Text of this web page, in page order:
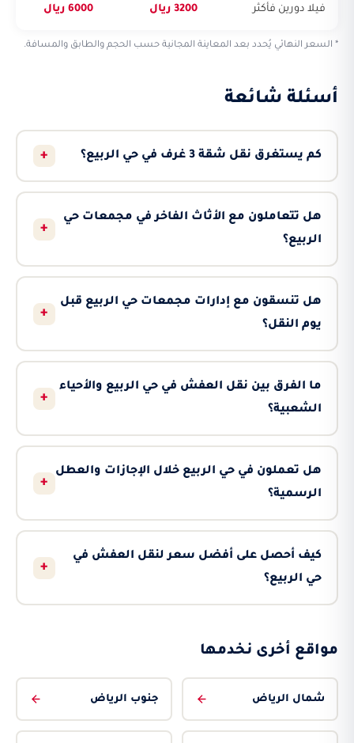
فيلا دورين فأكثر 3200 ريال 6000 ريال
* السعر النهائي يُحدد بعد المعاينة المجانية حسب الحجم والطابق والمسافة.
أسئلة شائعة
كم يستغرق نقل شقة 3 غرف في حي الربيع؟ +
هل تتعاملون مع الأثاث الفاخر في مجمعات حي
الربيع؟
+
هل تنسقون مع إدارات مجمعات حي الربيع قبل
يوم النقل؟
+
ما الفرق بين نقل العفش في حي الربيع والأحياء
الشعبية؟
+
هل تعملون في حي الربيع خلال الإجازات والعطل
الرسمية؟
+
كيف أحصل على أفضل سعر لنقل العفش في
حي الربيع؟
+
مواقع أخرى نخدمها
شمال الرياض جنوب الرياض